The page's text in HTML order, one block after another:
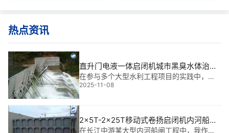
热点资讯
直升门电液一体启闭机城市黑臭水体治理
加厚面板批量折扣|**智能守护水生态
在参与多个大型水利工程项目的实践中，我
深刻体会到：一个稳定、耐用、智能的启闭
系统，是城市黑臭水体治理工程成败的关
键。而“直升门电液一体启闭机城市黑臭水体
治理加厚面板批量折扣”正是我近年来***的
2025-11-08
2x5T-2x25T移动式卷扬启闭机内河船闸
高温环境耐热性能｜高可靠·长寿命·强适
在长江中游某大型内河船闸工程中，我作为